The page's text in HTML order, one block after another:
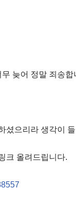
늦어 정말 죄송합
셨으리라 생각이
크 올려드립니다.